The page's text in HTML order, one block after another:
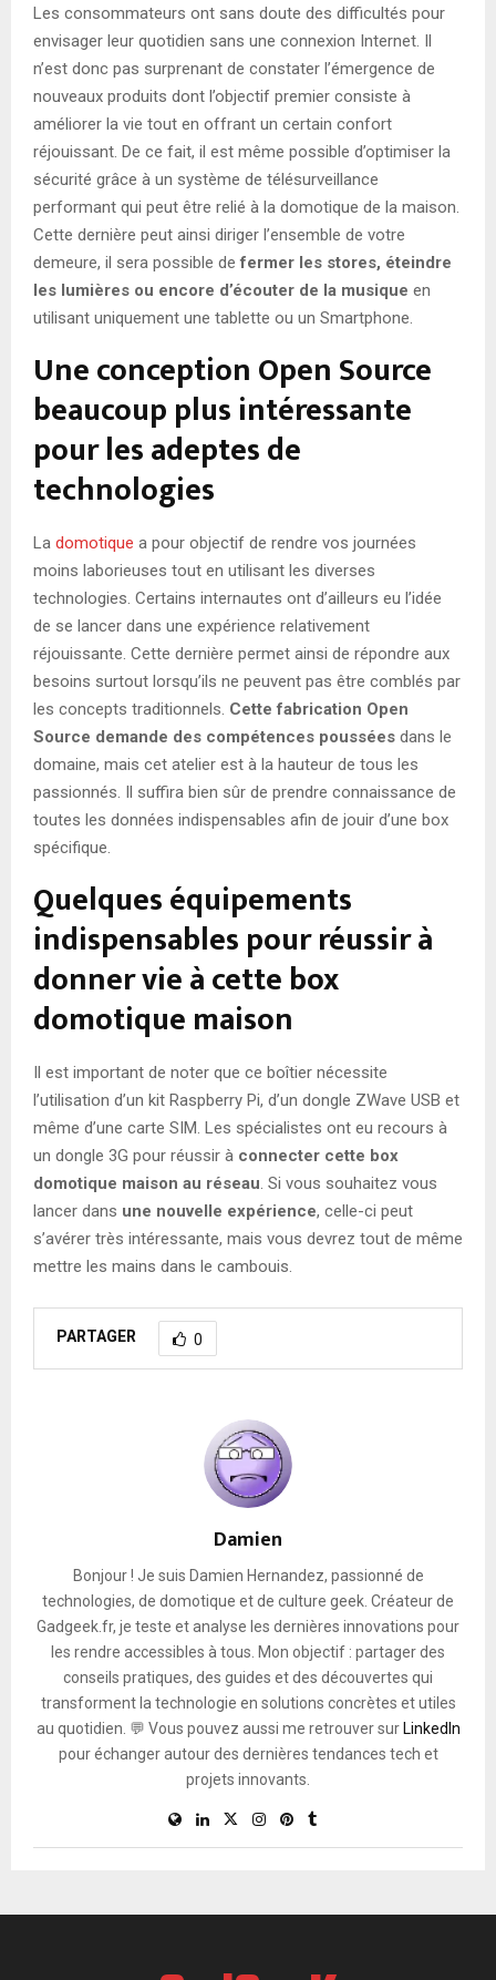
Les consommateurs ont sans doute des difficultés pour
envisager leur quotidien sans une connexion Internet. Il
n’est donc pas surprenant de constater l’émergence de
nouveaux produits dont l’objectif premier consiste à
améliorer la vie tout en offrant un certain confort
réjouissant. De ce fait, il est même possible d’optimiser la
sécurité grâce à un système de télésurveillance
performant qui peut être relié à la domotique de la maison.
Cette dernière peut ainsi diriger l’ensemble de votre
demeure, il sera possible de fermer les stores, éteindre
les lumières ou encore d’écouter de la musique en
utilisant uniquement une tablette ou un Smartphone.
Une conception Open Source
beaucoup plus intéressante
pour les adeptes de
technologies
La domotique a pour objectif de rendre vos journées
moins laborieuses tout en utilisant les diverses
technologies. Certains internautes ont d’ailleurs eu l’idée
de se lancer dans une expérience relativement
réjouissante. Cette dernière permet ainsi de répondre aux
besoins surtout lorsqu’ils ne peuvent pas être comblés par
les concepts traditionnels. Cette fabrication Open
Source demande des compétences poussées dans le
domaine, mais cet atelier est à la hauteur de tous les
passionnés. Il suffira bien sûr de prendre connaissance de
toutes les données indispensables afin de jouir d’une box
spécifique.
Quelques équipements
indispensables pour réussir à
donner vie à cette box
domotique maison
Il est important de noter que ce boîtier nécessite
l’utilisation d’un kit Raspberry Pi, d’un dongle ZWave USB et
même d’une carte SIM. Les spécialistes ont eu recours à
un dongle 3G pour réussir à connecter cette box
domotique maison au réseau. Si vous souhaitez vous
lancer dans une nouvelle expérience, celle-ci peut
s’avérer très intéressante, mais vous devrez tout de même
mettre les mains dans le cambouis.
PARTAGER 0
Damien
Bonjour ! Je suis Damien Hernandez, passionné de
technologies, de domotique et de culture geek. Créateur de
Gadgeek.fr, je teste et analyse les dernières innovations pour
les rendre accessibles à tous. Mon objectif : partager des
conseils pratiques, des guides et des découvertes qui
transforment la technologie en solutions concrètes et utiles
au quotidien. 💬 Vous pouvez aussi me retrouver sur LinkedIn
pour échanger autour des dernières tendances tech et
projets innovants.